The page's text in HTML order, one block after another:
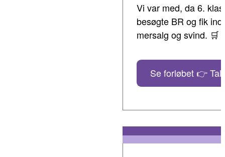
Vi var med, da 6.
besøgte BR og fik
mersalg og svind. 🛒
Se forløbet 👉 Tal